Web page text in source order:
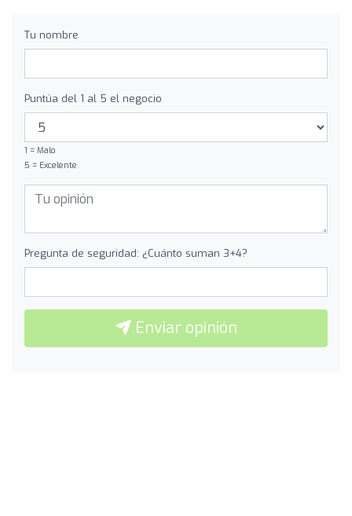
Tu nombre
Puntúa del 1 al 5 el negocio
1 = Malo
5 = Excelente
Pregunta de seguridad: ¿Cuánto suman 3+4?
Enviar opinión